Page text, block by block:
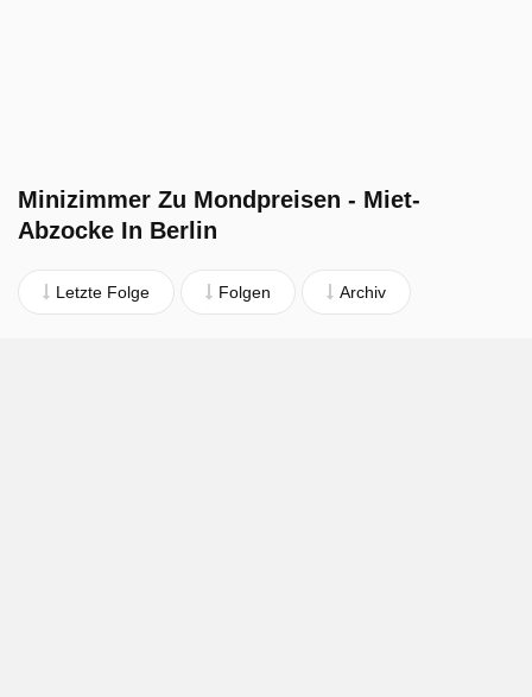
Minizimmer Zu Mondpreisen - Miet-
Abzocke In Berlin
Letzte Folge Folgen Archiv